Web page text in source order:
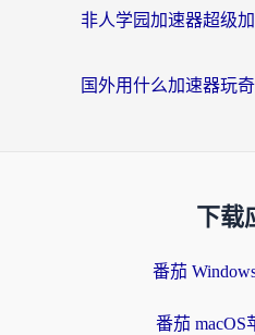
下载
番茄
番茄 macOS